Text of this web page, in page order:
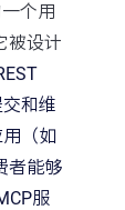
个用
被设计
和维
（如
者能够
服